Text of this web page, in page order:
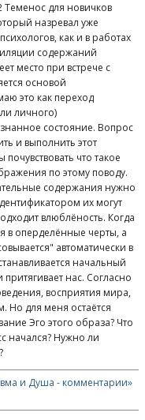
Теменос для новичков
назревал уже
как и в работах
содержаний
место при встрече с
основой
это как переход
личного)
состояние. Вопрос
и выполнить этот
что такое
по этому поводу.
содержания нужно
их могут
влюблёность. Когда
в оперделённые черты, а
автоматически в
начальный
нас. Согласно
восприятия мира,
Но для меня остаётся
Эго этого образа? Что
начался? Нужно ли
и Душа - комментарии»